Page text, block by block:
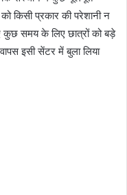
किसी प्रकार की परेशानी न
कुछ समय के लिए छात्रों को बड़े
इसी सेंटर में बुला लिया